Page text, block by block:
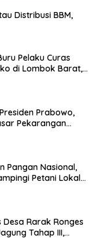
Distribusi BBM,
Pelaku Curas
di Lombok Barat,
Prabowo,
Pekarangan
Pangan Nasional,
Petani Lokal
Rarak Ronges
Tahap III,